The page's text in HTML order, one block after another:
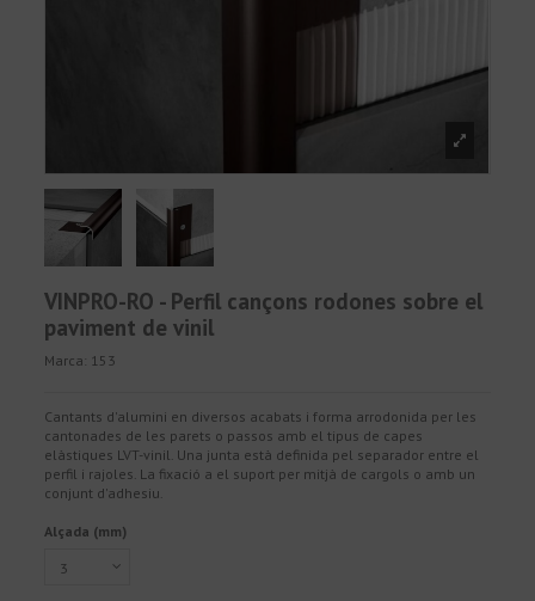
VINPRO-RO - Perfil cançons rodones sobre el
paviment de vinil
Marca: 153
Cantants d'alumini en diversos acabats i forma arrodonida per les
cantonades de les parets o passos amb el tipus de capes
elàstiques LVT-vinil. Una junta està definida pel separador entre el
perfil i rajoles. La fixació a el suport per mitjà de cargols o amb un
conjunt d'adhesiu.
Alçada (mm)